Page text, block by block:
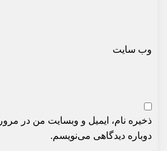
وب‌ سایت
ذخیره نام، ایمیل و وبسایت من در
دوباره دیدگاهی می‌نویسم.